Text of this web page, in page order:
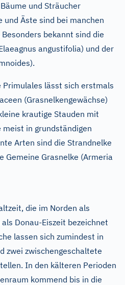
und Sträucher
Äste sind bei manchen
bekannt sind die
angustifolia) und der
lässt sich erstmals
(Grasnelkengewächse)
krautige Stauden mit
meist in grundständigen
Arten sind die Strandnelke
Gemeine Grasnelke (Armeria
die im Norden als
Donau-Eiszeit bezeichnet
lassen sich zumindest in
zwei zwischengeschaltete
In den kälteren Perioden
kommend bis in die